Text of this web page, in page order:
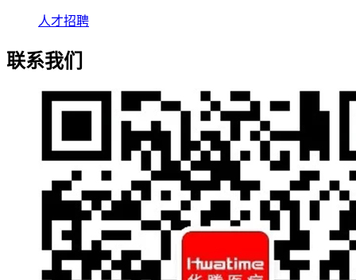
人才招聘
联系我们